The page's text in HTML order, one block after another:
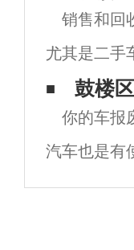
值过程相
销售和回
尤其是二手
他们都想卖
想在买车
在这个行业
区收
鼓楼
你的车报
汽车也是有
但终究也是